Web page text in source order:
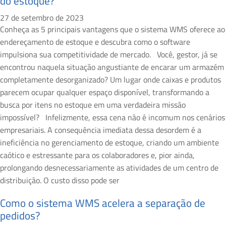
27 de setembro de 2023
Conheça as 5 principais vantagens que o sistema WMS oferece ao
endereçamento de estoque e descubra como o software
impulsiona sua competitividade de mercado. Você, gestor, já se
encontrou naquela situação angustiante de encarar um armazém
completamente desorganizado? Um lugar onde caixas e produtos
parecem ocupar qualquer espaço disponível, transformando a
busca por itens no estoque em uma verdadeira missão
impossível? Infelizmente, essa cena não é incomum nos cenários
empresariais. A consequência imediata dessa desordem é a
ineficiência no gerenciamento de estoque, criando um ambiente
caótico e estressante para os colaboradores e, pior ainda,
prolongando desnecessariamente as atividades de um centro de
distribuição. O custo disso pode ser
Como o sistema WMS acelera a separação de
pedidos?